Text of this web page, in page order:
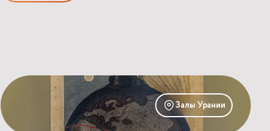
Атлас
Фредерика
де
Вита
Залы Урании